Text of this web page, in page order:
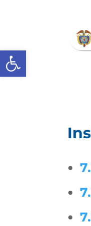
Abrir barra de